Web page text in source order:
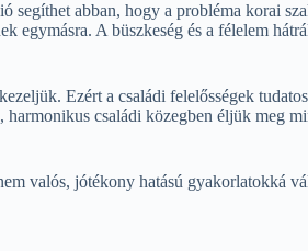
abban, hogy a probléma korai
egymásra. A büszkeség és a félelem
Ezért a családi felelősségek
harmonikus családi közegben éljük meg
valós, jótékony hatású gyakorlatokká